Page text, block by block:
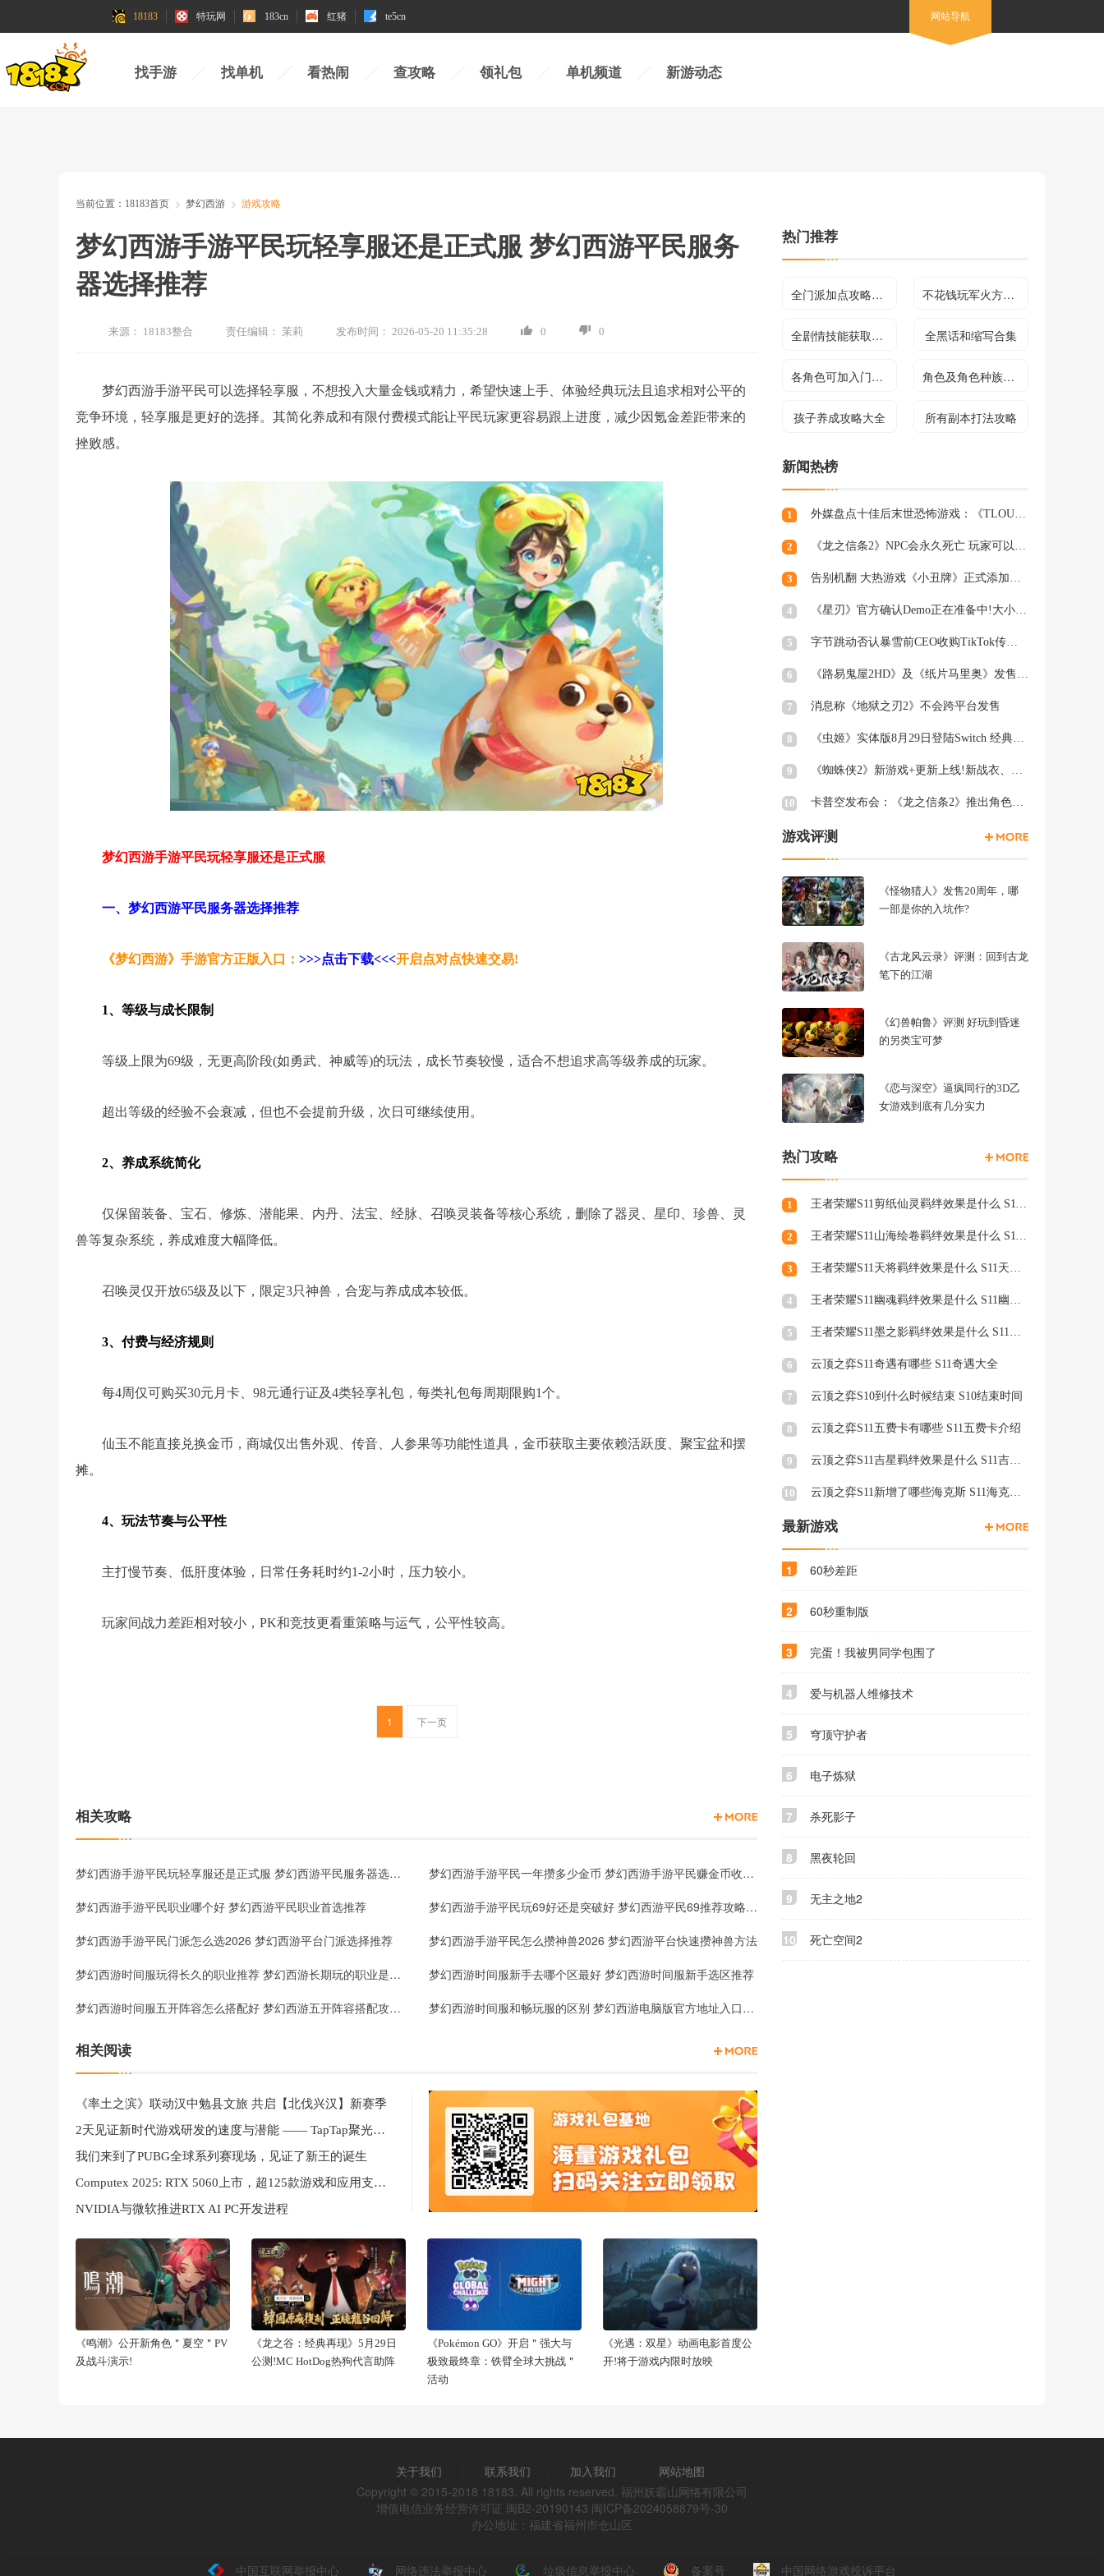
18183 特玩网 183cn 红猪 te5cn 网站导航
找手游 找单机 看热闹 查攻略 领礼包 单机频道 新游动态
当前位置： 18183首页 梦幻西游 游戏攻略
梦幻西游手游平民玩轻享服还是正式服 梦幻西游平民服务
器选择推荐
来源： 18183整合 责任编辑： 茉莉 发布时间： 2026-05-20 11:35:28 0 0
梦幻西游手游平民可以选择轻享服，不想投入大量金钱或精力，希望快速上手、体验经典玩法且追求相对公平的
竞争环境，轻享服是更好的选择。其简化养成和有限付费模式能让平民玩家更容易跟上进度，减少因氪金差距带来的
挫败感。
梦幻西游手游平民玩轻享服还是正式服
一、梦幻西游平民服务器选择推荐
《梦幻西游》手游官方正版入口： >>>点击下载<<<开启点对点快速交易!
1、等级与成长限制
等级上限为69级，无更高阶段(如勇武、神威等)的玩法，成长节奏较慢，适合不想追求高等级养成的玩家。
超出等级的经验不会衰减，但也不会提前升级，次日可继续使用。
2、养成系统简化
仅保留装备、宝石、修炼、潜能果、内丹、法宝、经脉、召唤灵装备等核心系统，删除了器灵、星印、珍兽、灵
兽等复杂系统，养成难度大幅降低。
召唤灵仅开放65级及以下，限定3只神兽，合宠与养成成本较低。
3、付费与经济规则
每4周仅可购买30元月卡、98元通行证及4类轻享礼包，每类礼包每周期限购1个。
仙玉不能直接兑换金币，商城仅出售外观、传音、人参果等功能性道具，金币获取主要依赖活跃度、聚宝盆和摆
摊。
4、玩法节奏与公平性
主打慢节奏、低肝度体验，日常任务耗时约1-2小时，压力较小。
玩家间战力差距相对较小，PK和竞技更看重策略与运气，公平性较高。
1 下一页
相关攻略
梦幻西游手游平民玩轻享服还是正式服 梦幻西游平民服务器选择推荐 梦幻西游手游平民一年攒多少金币 梦幻西游手游平民赚金币收益一览
梦幻西游手游平民职业哪个好 梦幻西游平民职业首选推荐 梦幻西游手游平民玩69好还是突破好 梦幻西游平民69推荐攻略2026
梦幻西游手游平民门派怎么选2026 梦幻西游平台门派选择推荐 梦幻西游手游平民怎么攒神兽2026 梦幻西游平台快速攒神兽方法
梦幻西游时间服玩得长久的职业推荐 梦幻西游长期玩的职业是什么 梦幻西游时间服新手去哪个区最好 梦幻西游时间服新手选区推荐
梦幻西游时间服五开阵容怎么搭配好 梦幻西游五开阵容搭配攻略大全 梦幻西游时间服和畅玩服的区别 梦幻西游电脑版官方地址入口2026
相关阅读
《率土之滨》联动汉中勉县文旅 共启【北伐兴汉】新赛季
2天见证新时代游戏研发的速度与潜能 —— TapTap聚光灯48小时GameJam开启报名
我们来到了PUBG全球系列赛现场，见证了新王的诞生
Computex 2025: RTX 5060上市，超125款游戏和应用支持DLSS 4
NVIDIA与微软推进RTX AI PC开发进程
《鸣潮》公开新角色＂夏空＂PV
及战斗演示!
《龙之谷：经典再现》5月29日
公测!MC HotDog热狗代言助阵
《Pokémon GO》开启＂强大与
极致最终章：铁臂全球大挑战＂
活动
《光遇：双星》动画电影首度公
开!将于游戏内限时放映
热门推荐
全门派加点攻略合集 不花钱玩军火方法介绍
全剧情技能获取方法及效果介绍 全黑话和缩写合集
各角色可加入门派介绍 角色及角色种族介绍
孩子养成攻略大全 所有副本打法攻略
新闻热榜
1 外媒盘点十佳后末世恐怖游戏：《TLOU》登顶
2 《龙之信条2》NPC会永久死亡 玩家可以出手进行保护
3 告别机翻 大热游戏《小丑牌》正式添加简体中文支持
4 《星刃》官方确认Demo正在准备中!大小或超16GB
5 字节跳动否认暴雪前CEO收购TikTok传言：假的!
6 《路易鬼屋2HD》及《纸片马里奥》发售日确定
7 消息称《地狱之刃2》不会跨平台发售
8 《虫姬》实体版8月29日登陆Switch 经典弹幕射击
9 《蜘蛛侠2》新游戏+更新上线!新战衣、终极关卡等
10 卡普空发布会：《龙之信条2》推出角色创建试玩工具
游戏评测
《怪物猎人》发售20周年，哪
一部是你的入坑作?
《古龙风云录》评测：回到古龙
笔下的江湖
《幻兽帕鲁》评测 好玩到昏迷
的另类宝可梦
《恋与深空》逼疯同行的3D乙
女游戏到底有几分实力
热门攻略
1 王者荣耀S11剪纸仙灵羁绊效果是什么 S11剪纸仙灵羁绊介绍
2 王者荣耀S11山海绘卷羁绊效果是什么 S11山海绘卷羁绊介绍
3 王者荣耀S11天将羁绊效果是什么 S11天将羁绊介绍
4 王者荣耀S11幽魂羁绊效果是什么 S11幽魂羁绊介绍
5 王者荣耀S11墨之影羁绊效果是什么 S11墨之影羁绊效果介绍
6 云顶之弈S11奇遇有哪些 S11奇遇大全
7 云顶之弈S10到什么时候结束 S10结束时间
8 云顶之弈S11五费卡有哪些 S11五费卡介绍
9 云顶之弈S11吉星羁绊效果是什么 S11吉星羁绊效果介绍
10 云顶之弈S11新增了哪些海克斯 S11海克斯介绍
最新游戏
1 60秒差距
2 60秒重制版
3 完蛋！我被男同学包围了
4 爱与机器人维修技术
5 穹顶守护者
6 电子炼狱
7 杀死影子
8 黑夜轮回
9 无主之地2
10 死亡空间2
关于我们 联系我们 加入我们 网站地图
Copyright © 2015-2018 18183. All rights reserved. 福州妖霸山网络有限公司
增值电信业务经营许可证 闽B2-20190143 闽ICP备2024058879号-30
办公地址：福建省福州市仓山区
中国互联网举报中心 网络违法举报中心 垃圾信息举报中心 备案号 中国网络游戏投诉平台